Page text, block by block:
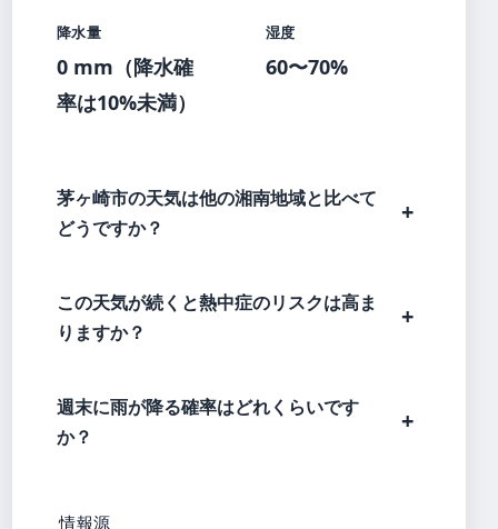
降水量
0 mm（降水確
率は10%未満）
湿度
60〜70%
茅ヶ崎市の天気は他の湘南地域と比べて
どうですか？
この天気が続くと熱中症のリスクは高ま
りますか？
週末に雨が降る確率はどれくらいです
か？
情報源